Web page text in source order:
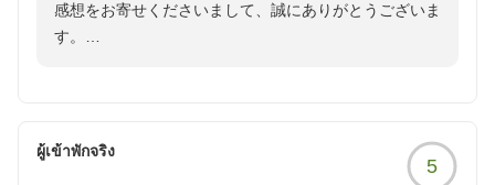
https://review.travel.rakuten.co.jp/hotel/voice/182642?
reviewId=33123478253160
感想をお寄せくださいまして、誠にありがとうございま
す。
く拝読いたしました。皆様が日常を離れ、ゆったりとお
寛ぎいただけるひとときをお過ごしいただけたことは、
ผู้เข้าพักจริง
5